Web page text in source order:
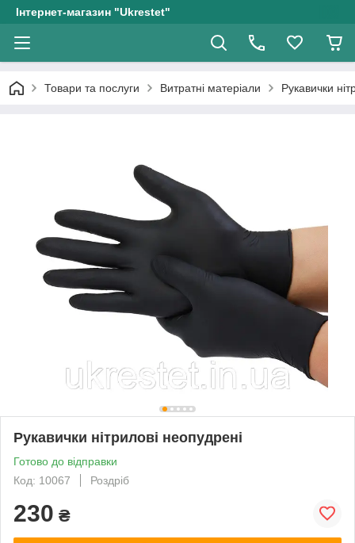
Інтернет-магазин "Ukrestet"
Товари та послуги Витратні матеріали Рукавички
Рукавички нітрилові неопудрені
Готово до відправки
Код: 10067
Роздріб
230 ₴